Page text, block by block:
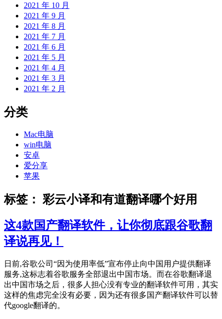
2021 年 10 月
2021 年 9 月
2021 年 8 月
2021 年 7 月
2021 年 6 月
2021 年 5 月
2021 年 4 月
2021 年 3 月
2021 年 2 月
分类
Mac电脑
win电脑
安卓
爱分享
苹果
标签： 彩云小译和有道翻译哪个好用
这4款国产翻译软件，让你彻底跟谷歌翻
译说再见！
日前,谷歌公司“因为使用率低”宣布停止向中国用户提供翻译
服务,这标志着谷歌服务全部退出中国市场。而在谷歌翻译退
出中国市场之后，很多人担心没有专业的翻译软件可用，其实
这样的焦虑完全没有必要，因为还有很多国产翻译软件可以替
代google翻译的。